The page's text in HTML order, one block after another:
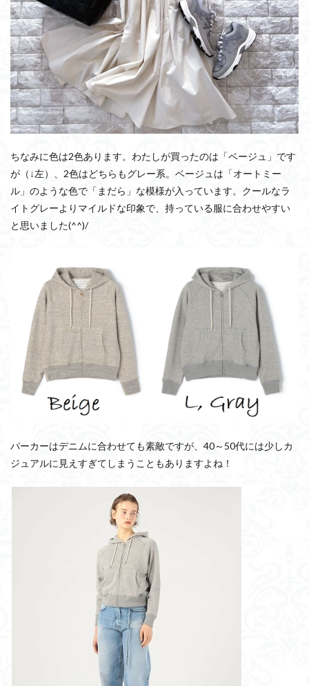
ちなみに色は2色あります。わたしが買ったのは「ベージュ」です
が（↓左）、2色はどちらもグレー系。ベージュは「オートミー
ル」のような色で「まだら」な模様が入っています。クールなラ
イトグレーよりマイルドな印象で、持っている服に合わせやすい
と思いました(^^)/
パーカーはデニムに合わせても素敵ですが、40～50代には少しカ
ジュアルに見えすぎてしまうこともありますよね！